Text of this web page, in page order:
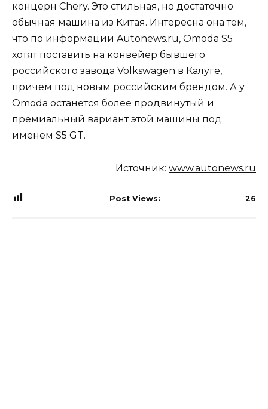
концерн Chery. Это стильная, но достаточно
обычная машина из Китая. Интересна она тем,
что по информации Autonews.ru, Omoda S5
хотят поставить на конвейер бывшего
российского завода Volkswagen в Калуге,
причем под новым российским брендом. А у
Omoda останется более продвинутый и
премиальный вариант этой машины под
именем S5 GT.
Источник: www.autonews.ru
Post Views: 26